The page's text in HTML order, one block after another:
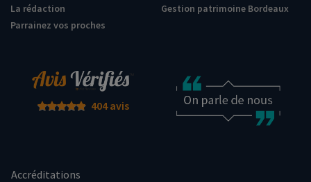
La rédaction
Parrainez vos proches
Gestion patrimoine Bordeaux
404 avis
Accréditations